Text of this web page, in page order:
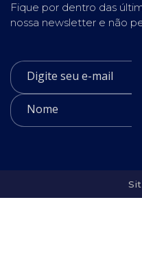
Fique por dentro das
nossa newsletter e não